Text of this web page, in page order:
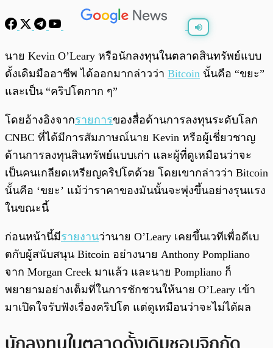
/ 0:00
นาย Kevin O’Leary หรือนักลงทุนในตลาดสินทรัพย์แบบ
ดั้งเดิมมืออาชีพ ได้ออกมากล่าวว่า Bitcoin นั้นคือ “ขยะ”
และเป็น “คริปโตกาก ๆ”
โดยอ้างอิงจากรายการของสื่อด้านการลงทุนระดับโลก
CNBC ที่ได้มีการสัมภาษณ์นาย Kevin หรือผู้เชี่ยวชาญ
ด้านการลงทุนสินทรัพย์แบบเก่า และผู้ที่ดูเหมือนว่าจะ
เป็นคนเกลียดเหรียญคริปโตด้วย โดยเขากล่าวว่า Bitcoin
นั้นคือ ‘ขยะ’ แม้ว่าราคาของมันนั้นจะพุ่งขึ้นอย่างรุนแรง
ในขณะนี้
ก่อนหน้านี้มีรายงานว่านาย O’Leary เคยขึ้นเวทีเพื่อดีเบ
ตกับผู้สนับสนุน Bitcoin อย่างนาย Anthony Pompliano
จาก Morgan Creek มาแล้ว และนาย Pompliano ก็
พยายามอย่างเต็มที่ในการชักชวนให้นาย O’Leary เข้า
มาเปิดใจรับฟังเรื่องคริปโต แต่ดูเหมือนว่าจะไม่ได้ผล